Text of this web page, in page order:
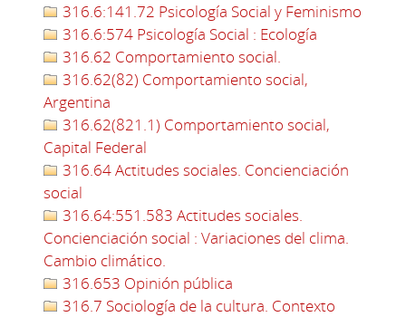
316.6:141.72 Psicología Social y Feminismo
316.6:574 Psicología Social : Ecología
316.62 Comportamiento social.
316.62(82) Comportamiento social,
Argentina
316.62(821.1) Comportamiento social,
Capital Federal
316.64 Actitudes sociales. Concienciación
social
316.64:551.583 Actitudes sociales.
Concienciación social : Variaciones del clima.
Cambio climático.
316.653 Opinión pública
316.7 Sociología de la cultura. Contexto